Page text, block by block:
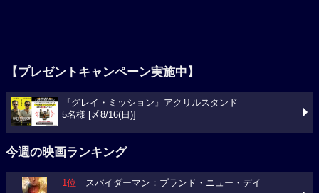
【プレゼントキャンペーン実施中】
『グレイ・ミッション』アクリルスタンド
5名様 [〆8/16(日)]
今週の映画ランキング
1位 スパイダーマン：ブランド・ニュー・デイ